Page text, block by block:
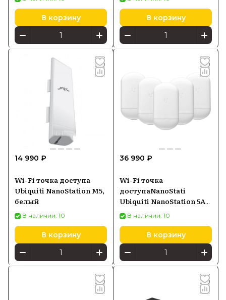
В корзину В корзину
14 990 ₽
Wi-Fi точка доступа
Ubiquiti NanoStation M5,
белый
В наличии: 10
В корзину
36 990 ₽
Wi-Fi точка
доступаNanoStati
Ubiquiti NanoStation 5AC
Loco (5-pack), белый
В наличии: 10
В корзину